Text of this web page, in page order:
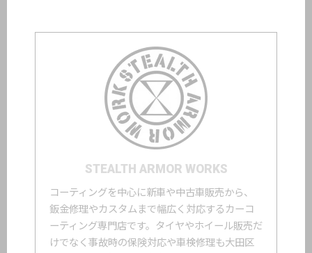
STEALTH ARMOR WORKS
コーティングを中心に新車や中古車販売から、
鈑金修理やカスタムまで幅広く対応するカーコ
ーティング専門店です。タイヤやホイール販売だ
けでなく事故時の保険対応や車検修理も大田区